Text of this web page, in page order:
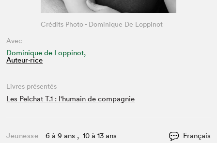
Avec
Dominique de Loppinot,
Auteur·rice
Crédits Photo - Dominique De Loppinot
Livres présentés
Les Pelchat T.1 : l'humain de compagnie
Jeunesse 6 à 9 ans , 10 à 13 ans Français